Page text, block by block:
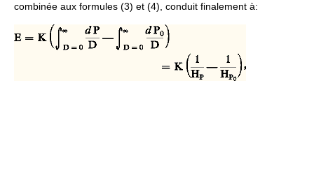
combinée aux formules (3) et (4), conduit finalement à: